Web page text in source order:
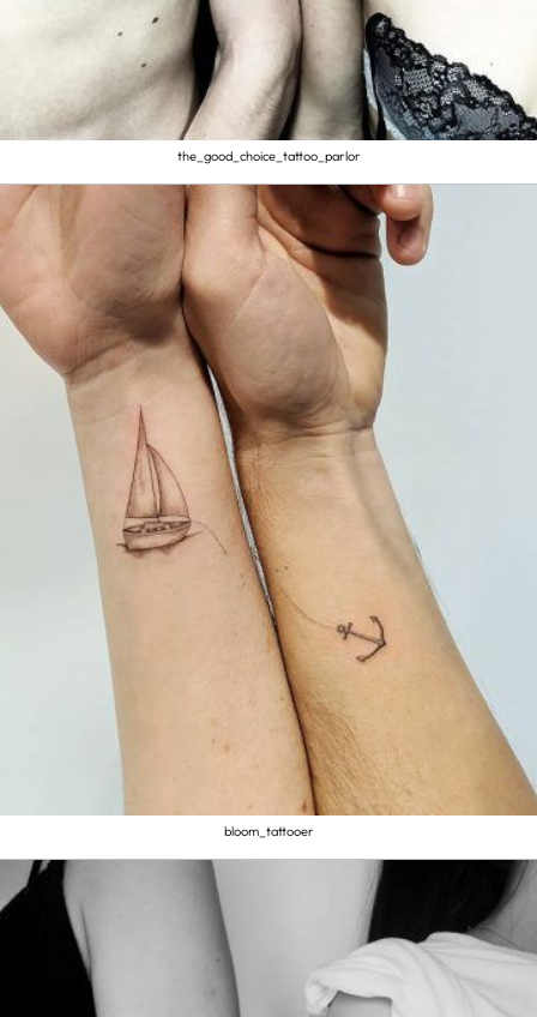
the_good_choice_tattoo_parlor
bloom_tattooer